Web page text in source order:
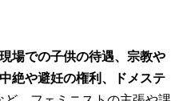
場での子供の待遇、宗教や
絶や避妊の権利、ドメステ